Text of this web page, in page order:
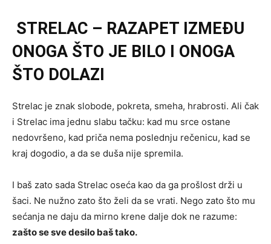
STRELAC – RAZAPET IZMEĐU
ONOGA ŠTO JE BILO I ONOGA
ŠTO DOLAZI
Strelac je znak slobode, pokreta, smeha, hrabrosti. Ali čak
i Strelac ima jednu slabu tačku: kad mu srce ostane
nedovršeno, kad priča nema poslednju rečenicu, kad se
kraj dogodio, a da se duša nije spremila.
I baš zato sada Strelac oseća kao da ga prošlost drži u
šaci. Ne nužno zato što želi da se vrati. Nego zato što mu
sećanja ne daju da mirno krene dalje dok ne razume:
zašto se sve desilo baš tako.